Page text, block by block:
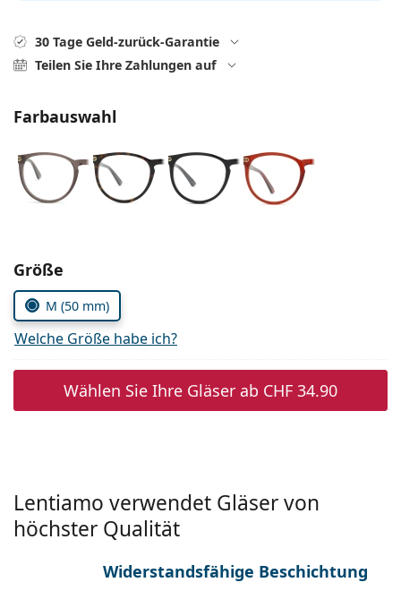
Prada
30 Tage Geld-zurück-Garantie
Teilen Sie Ihre Zahlungen auf
Farbauswahl
Parameter wählen
Größe
M (50 mm)
Welche Größe habe ich?
Wählen Sie Ihre Gläser ab CHF 34.90
Lentiamo verwendet Gläser von
höchster Qualität
Widerstandsfähige Beschichtung